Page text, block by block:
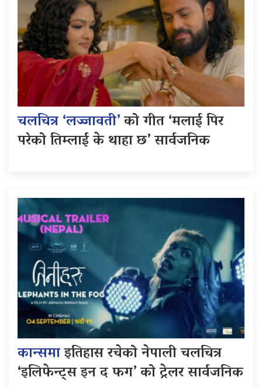
चलचित्र ‘लज्जावती’को गीत ‘मलाई पिर
परेको तिम्लाई के थाहा छ’ सार्वजनिक
कान्समाइतिहास रचेको नेपाली चलचित्र
‘इलिफेन्ट्स इन द फग’ को ट्रेलर सार्वजनिक